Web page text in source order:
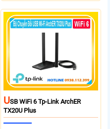
1300 Mbps. Hai ăng-ten ngoài kết
hợp công nghệ Beamforming giúp
tăng cường tín hiệu và vùng phủ
sóng. USB 3.0 cho tốc độ truyền dữ
và cài đặt dễ dàng không cần đĩa
tư
USB WiFi 6 Tp-Link ArchER
TX20U Plus